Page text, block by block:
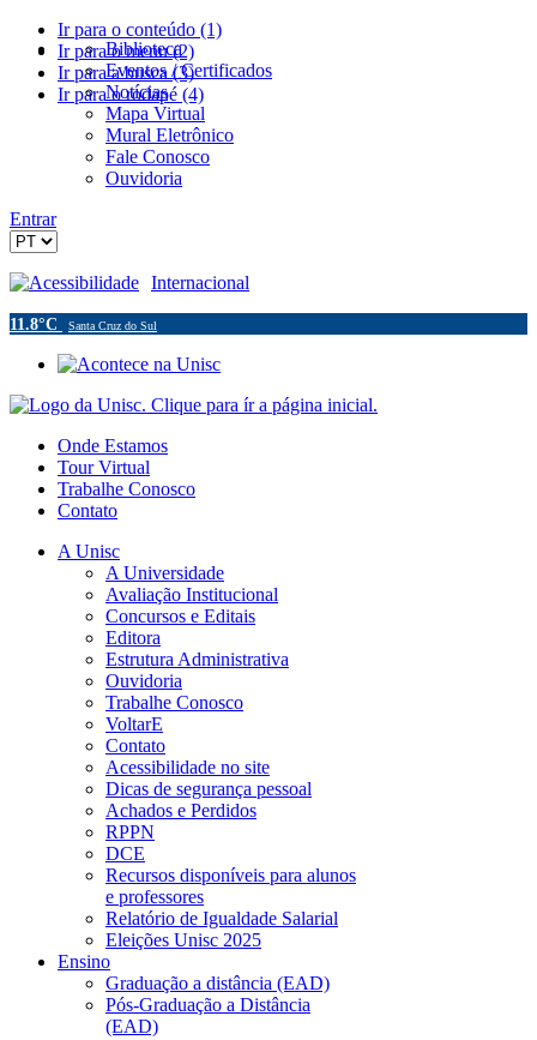
Ir para o conteúdo (1)
Ir para o menu (2)
Ir para a busca (3)
Ir para o rodapé (4)
Biblioteca
Eventos / Certificados
Notícias
Mapa Virtual
Mural Eletrônico
Fale Conosco
Ouvidoria
Entrar
Acessibilidade Internacional
11.8°C Santa Cruz do Sul
Onde Estamos
Tour Virtual
Trabalhe Conosco
Contato
A Unisc
A Universidade
Avaliação Institucional
Concursos e Editais
Editora
Estrutura Administrativa
Ouvidoria
Trabalhe Conosco
VoltarE
Contato
Acessibilidade no site
Dicas de segurança pessoal
Achados e Perdidos
RPPN
DCE
Recursos disponíveis para alunos
e professores
Relatório de Igualdade Salarial
Eleições Unisc 2025
Ensino
Graduação a distância (EAD)
Pós-Graduação a Distância
(EAD)